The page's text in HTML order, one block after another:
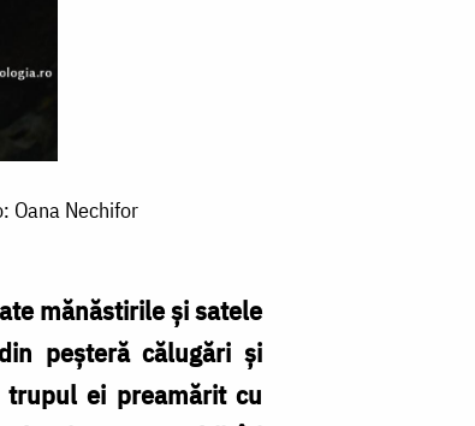
Oana Nechifor
mănăstirile şi satele
peşteră călugări şi
ei preamărit cu